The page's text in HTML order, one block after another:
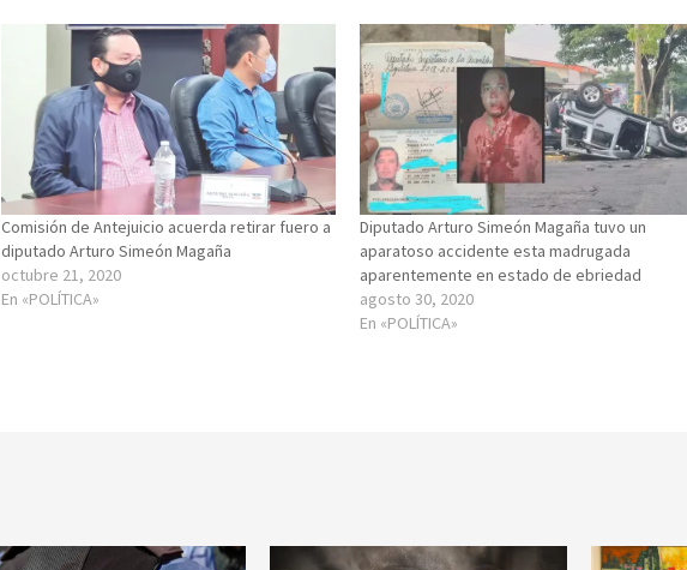
Comisión de Antejuicio acuerda retirar fuero a
diputado Arturo Simeón Magaña
octubre 21, 2020
En «POLÍTICA»
Diputado Arturo Simeón Magaña tuvo un
aparatoso accidente esta madrugada
aparentemente en estado de ebriedad
agosto 30, 2020
En «POLÍTICA»